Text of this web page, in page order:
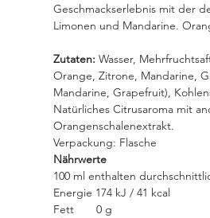
Geschmackserlebnis mit der
Limonen und Mandarine.
Zutaten: Wasser,
Orange, Zitrone, Mandarine,
Mandarine, Grapefruit),
Natürliches Citrusaroma mit
Orangenschalenextrakt.
Verpackung: Flasche
Nährwerte
100 ml enthalten
Energie 174 kJ / 41 kcal
Fett 0 g